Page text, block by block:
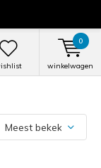
winkelwagen
0